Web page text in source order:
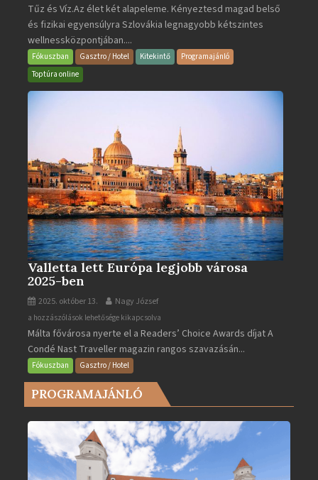
Poprad
·
Wellness
és
Gyógyfürdő
Tűz és Víz.Az élet két alapeleme. Kényeztesd magad belső
és fizikai egyensúlyra Szlovákia legnagyobb kétszintes
wellnessközpontjában....
Fókuszban Gasztro / Hotel Kitekintő
Programajánló
Toptúra online
Valletta lett Európa legjobb városa
2025-ben
2025. október 13. Nagy József
Valletta
lett
Európa
legjobb
városa
2025-
bejegyzéshez
a hozzászólások lehetősége kikapcsolva
Málta fővárosa nyerte el a Readers’ Choice Awards díjat A
Condé Nast Traveller magazin rangos szavazásán...
Fókuszban Gasztro / Hotel
PROGRAMAJÁNLÓ